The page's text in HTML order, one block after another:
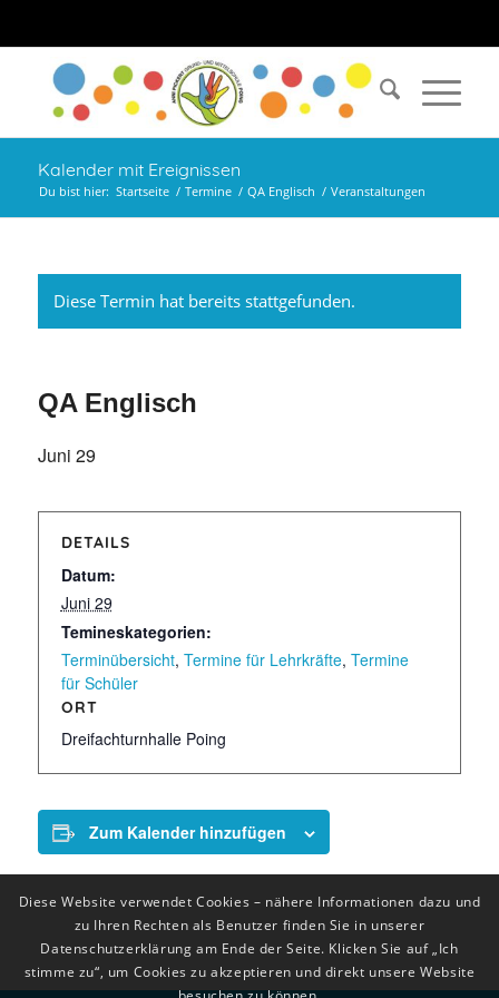
Kalender mit Ereignissen
Du bist hier: Startseite / Termine / QA Englisch / Veranstaltungen
Diese Termin hat bereits stattgefunden.
QA Englisch
Juni 29
DETAILS
Datum:
Juni 29
Temineskategorien:
Terminübersicht, Termine für Lehrkräfte, Termine
für Schüler
ORT
Dreifachturnhalle Poing
Zum Kalender hinzufügen
Diese Website verwendet Cookies – nähere Informationen dazu und
zu Ihren Rechten als Benutzer finden Sie in unserer
Datenschutzerklärung am Ende der Seite. Klicken Sie auf „Ich
stimme zu“, um Cookies zu akzeptieren und direkt unsere Website